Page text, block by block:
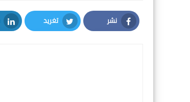
نشر
Facebook
تغريد
Twitter